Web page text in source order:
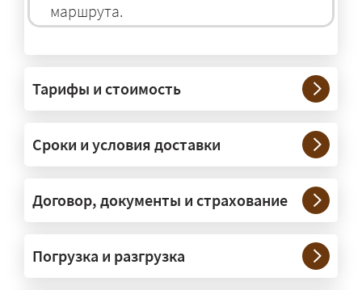
маршрута.
— На тралах и низкорамниках —
платформах, рассчитанных на
крупногабаритную технику и
конструкции. Транспорт подбираем
под конкретные размеры и вес груза.
сопровождение?
Тарифы и стоимость
Сроки и условия доставки
Договор, документы и страхование
Погрузка и разгрузка